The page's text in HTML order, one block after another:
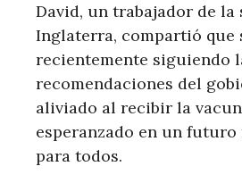
David, un trabajador de la
Inglaterra, compartió que
recientemente siguiendo
recomendaciones del
aliviado al recibir la
esperanzado en un futuro
para todos.